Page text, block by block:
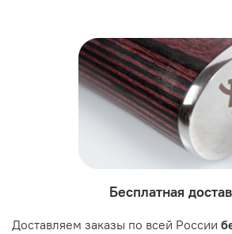
Бесплатная
Доставляем заказы по всей России